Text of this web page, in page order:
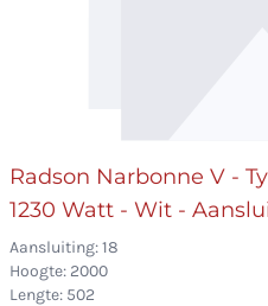
Radson Narbonne V -
1230 Watt - Wit -
Aansluiting: 18
Hoogte: 2000
Lengte: 502